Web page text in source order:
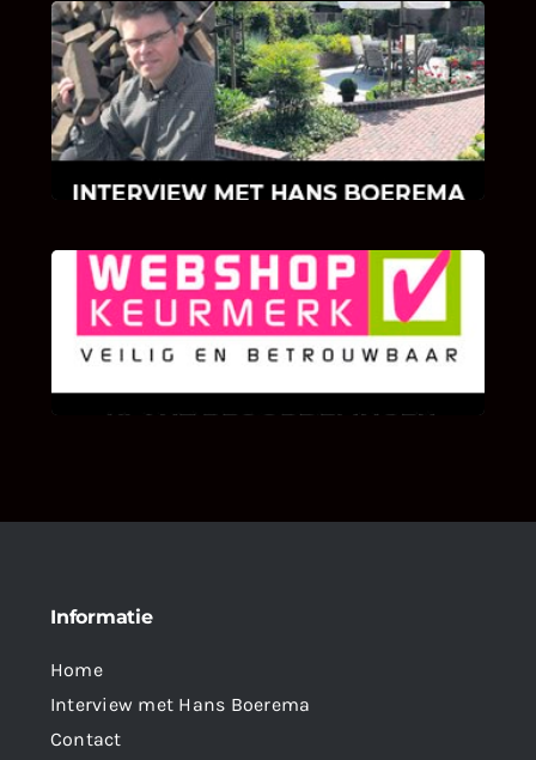
INTERVIEW MET HANS BOEREMA
Hoe Bricks and Stones ontstaan is en wat
Hans Boerema motiveert in de wereld van
klinkers en tegels!
KLANT BEOORDELINGEN
We zijn er zeer op gesteld om te weten wat u
als klant van ons en onze diensten vindt.
Informatie
Home
Interview met Hans Boerema
Contact